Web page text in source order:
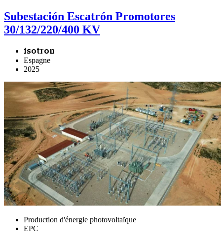
Subestación Escatrón Promotores
30/132/220/400 KV
isotron
Espagne
2025
Production d'énergie photovoltaïque
EPC